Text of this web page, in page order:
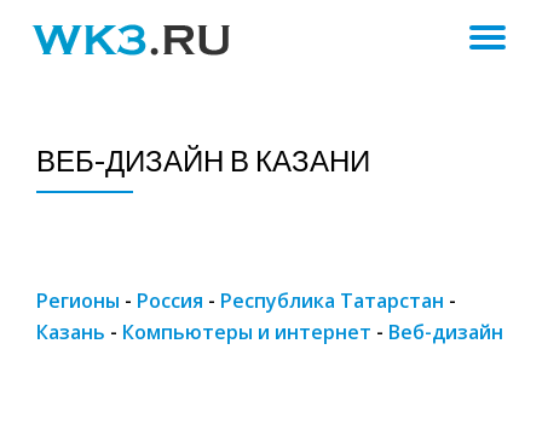
ВЕБ-ДИЗАЙН В КАЗАНИ
Регионы - Россия - Республика Татарстан -
Казань - Компьютеры и интернет - Веб-дизайн